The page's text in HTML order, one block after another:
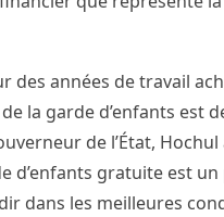
des années de travail
la garde d’enfants est
de l’État,
d’enfants gratuite est
dans les meilleures